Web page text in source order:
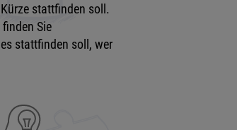
stattfinden soll.
Sie
stattfinden soll, wer